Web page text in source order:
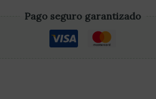
Pago seguro garantizado